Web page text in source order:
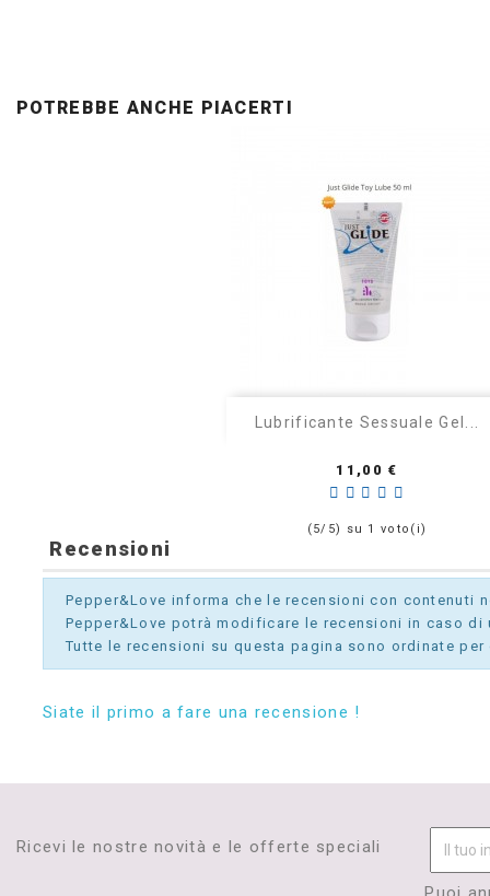
POTREBBE ANCHE PIACERTI
Lubrificante Sessuale Gel...
Prezzo
11,00 €
(5/5) su 1 voto(i)
Anteprima
Recensioni
Pepper&Love informa che le recensioni con
Pepper&Love potrà modificare le recensioni in caso
Tutte le recensioni su questa pagina sono ordinate
Siate il primo a fare una recensione !
Ricevi le nostre novità e le offerte speciali